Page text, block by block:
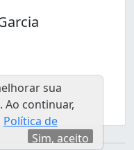
sua
Ao continuar,
Política de
Sim, aceito